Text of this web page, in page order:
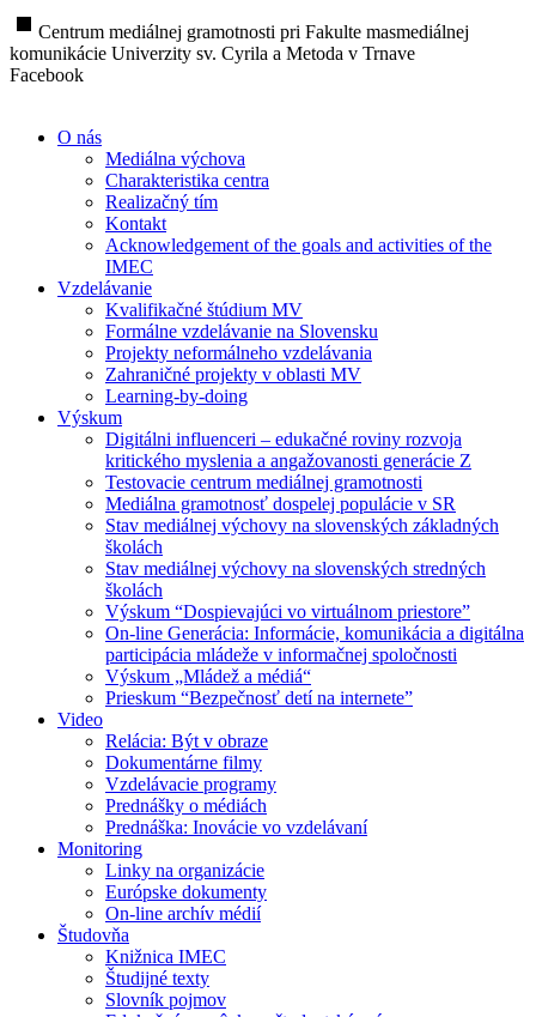
stop Centrum mediálnej gramotnosti pri Fakulte masmediálnej
komunikácie Univerzity sv. Cyrila a Metoda v Trnave
Facebook
O nás
Mediálna výchova
Charakteristika centra
Realizačný tím
Kontakt
Acknowledgement of the goals and activities of the
IMEC
Vzdelávanie
Kvalifikačné štúdium MV
Formálne vzdelávanie na Slovensku
Projekty neformálneho vzdelávania
Zahraničné projekty v oblasti MV
Learning-by-doing
Výskum
Digitálni influenceri – edukačné roviny rozvoja
kritického myslenia a angažovanosti generácie Z
Testovacie centrum mediálnej gramotnosti
Mediálna gramotnosť dospelej populácie v SR
Stav mediálnej výchovy na slovenských základných
školách
Stav mediálnej výchovy na slovenských stredných
školách
Výskum “Dospievajúci vo virtuálnom priestore”
On-line Generácia: Informácie, komunikácia a digitálna
participácia mládeže v informačnej spoločnosti
Výskum „Mládež a médiá“
Prieskum “Bezpečnosť detí na internete”
Video
Relácia: Být v obraze
Dokumentárne filmy
Vzdelávacie programy
Prednášky o médiách
Prednáška: Inovácie vo vzdelávaní
Monitoring
Linky na organizácie
Európske dokumenty
On-line archív médií
Študovňa
Knižnica IMEC
Študijné texty
Slovník pojmov